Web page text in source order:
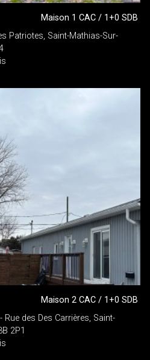
Maison 1 CAC / 1+0 SDB
Patriotes, Saint-Mathias-Sur-
Maison 2 CAC / 1+0 SDB
Rue des Des Carrières, Saint-
2P1